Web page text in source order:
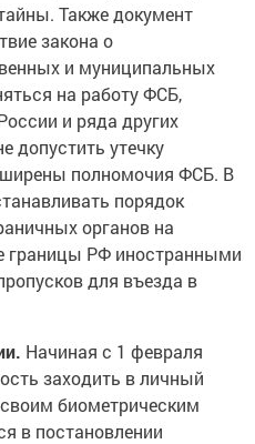
Также документ
закона о
и муниципальных
на работу ФСБ,
и ряда других
допустить утечку
полномочия ФСБ. В
порядок
органов на
границы РФ иностранными
для въезда в
Начиная с 1 февраля
заходить в личный
своим биометрическим
в постановлении